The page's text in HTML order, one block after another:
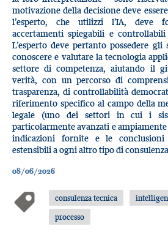
motivazione della decisione deve
l’esperto, che utilizzi l’IA, deve
accertamenti spiegabili e
L’esperto deve pertanto possedere
conoscere e valutare la tecnologia
settore di competenza, aiutando il
verità, con un percorso di
trasparenza, di controllabilità
riferimento specifico al campo della
legale (uno dei settori in cui i
particolarmente avanzati e
indicazioni fornite e le
estensibili a ogni altro tipo di
08/06/2026
consulenza tecnica
processo